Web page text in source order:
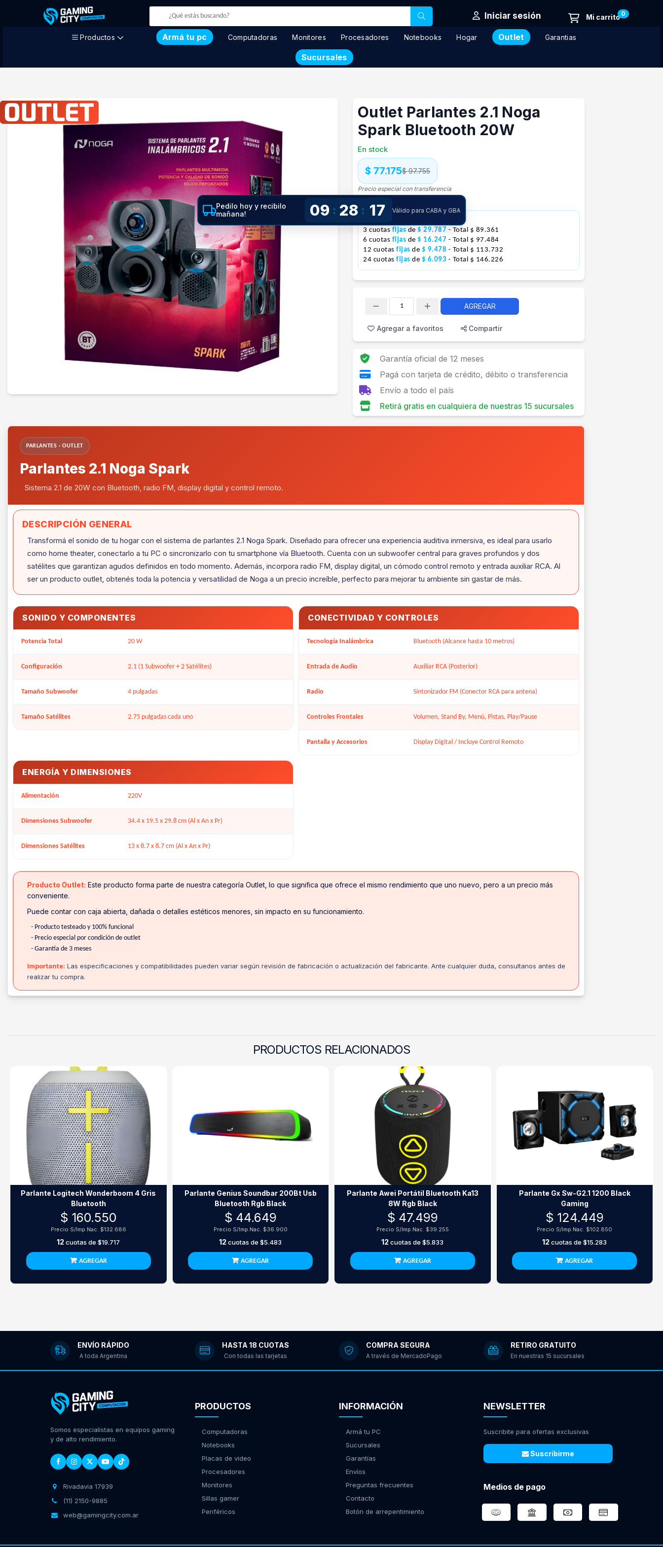
Iniciar sesión 0
Productos Armá tu pc Computadoras Monitores Procesadores Notebooks Hogar Outlet Garantias
Sucursales
Outlet Parlantes 2.1 Noga
Spark Bluetooth 20W
En stock
$ 97.755
$ 77.175
Precio especial con transferencia
3 cuotas fijas de $ 29.787 - Total $ 89.361
6 cuotas fijas de $ 16.247 - Total $ 97.484
12 cuotas fijas de $ 9.478 - Total $ 113.732
24 cuotas fijas de $ 6.093 - Total $ 146.226
Pedilo hoy y recibilo
mañana!
09 : 28 : 16 Válido para CABA y GBA
AGREGAR
Agregar a favoritos Compartir
Garantía oficial de 12 meses
Pagá con tarjeta de crédito, débito o transferencia
Envío a todo el país
Retirá gratis en cualquiera de nuestras 15 sucursales
PARLANTES · OUTLET
Parlantes 2.1 Noga Spark
Sistema 2.1 de 20W con Bluetooth, radio FM, display digital y control remoto.
DESCRIPCIÓN GENERAL
Transformá el sonido de tu hogar con el sistema de parlantes 2.1 Noga Spark. Diseñado para ofrecer una experiencia auditiva inmersiva, es ideal para usarlo
como home theater, conectarlo a tu PC o sincronizarlo con tu smartphone vía Bluetooth. Cuenta con un subwoofer central para graves profundos y dos
satélites que garantizan agudos definidos en todo momento. Además, incorpora radio FM, display digital, un cómodo control remoto y entrada auxiliar RCA. Al
ser un producto outlet, obtenés toda la potencia y versatilidad de Noga a un precio increíble, perfecto para mejorar tu ambiente sin gastar de más.
SONIDO Y COMPONENTES
Potencia Total 20 W
Configuración 2.1 (1 Subwoofer + 2 Satélites)
Tamaño Subwoofer 4 pulgadas
Tamaño Satélites 2.75 pulgadas cada uno
CONECTIVIDAD Y CONTROLES
Tecnología Inalámbrica Bluetooth (Alcance hasta 10 metros)
Entrada de Audio Auxiliar RCA (Posterior)
Radio Sintonizador FM (Conector RCA para antena)
Controles Frontales Volumen, Stand By, Menú, Pistas, Play/Pause
Pantalla y Accesorios Display Digital / Incluye Control Remoto
ENERGÍA Y DIMENSIONES
Alimentación 220V
Dimensiones Subwoofer 34.4 x 19.5 x 29.8 cm (Al x An x Pr)
Dimensiones Satélites 13 x 8.7 x 8.7 cm (Al x An x Pr)
Producto Outlet: Este producto forma parte de nuestra categoría Outlet, lo que significa que ofrece el mismo rendimiento que uno nuevo, pero a un precio más
conveniente.
Puede contar con caja abierta, dañada o detalles estéticos menores, sin impacto en su funcionamiento.
- Producto testeado y 100% funcional
- Precio especial por condición de outlet
- Garantía de 3 meses
Importante: Las especificaciones y compatibilidades pueden variar según revisión de fabricación o actualización del fabricante. Ante cualquier duda, consultanos antes de
realizar tu compra.
PRODUCTOS RELACIONADOS
Parlante Logitech Wonderboom 4 Gris
Bluetooth
$ 160.550
Precio S/Imp.Nac. $132.686
12cuotas de$19.717
AGREGAR
Parlante Genius Soundbar 200Bt Usb
Bluetooth Rgb Black
$ 44.649
Precio S/Imp.Nac. $36.900
12cuotas de$5.483
AGREGAR
Parlante Awei Portátil Bluetooth Ka13
8W Rgb Black
$ 47.499
Precio S/Imp.Nac. $39.255
12cuotas de$5.833
AGREGAR
Parlante Gx Sw-G2.1 1200 Black
Gaming
$ 124.449
Precio S/Imp.Nac. $102.850
12cuotas de$15.283
AGREGAR
ENVÍO RÁPIDO
A toda Argentina
HASTA 18 CUOTAS
Con todas las tarjetas
COMPRA SEGURA
A través de MercadoPago
RETIRO GRATUITO
En nuestras 15 sucursales
Somos especialistas en equipos gaming
y de alto rendimiento.
Rivadavia 17939
(11) 2150-9885
web@gamingcity.com.ar
PRODUCTOS
Computadoras
Notebooks
Placas de video
Procesadores
Monitores
Sillas gamer
Periféricos
INFORMACIÓN
Armá tu PC
Sucursales
Garantías
Envíos
Preguntas frecuentes
Contacto
Botón de arrepentimiento
NEWSLETTER
Suscribite para ofertas exclusivas
Suscribirme
Medios de pago